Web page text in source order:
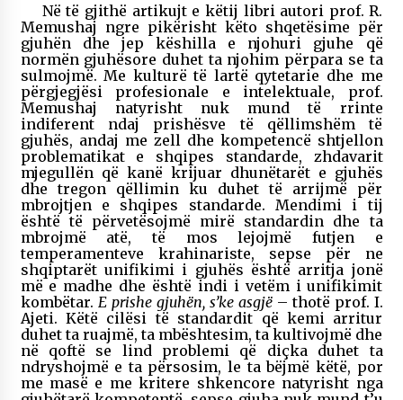
Në të gjithë artikujt e këtij libri autori prof. R.
Memushaj ngre pikërisht këto shqetësime për
gjuhën dhe jep këshilla e njohuri gjuhe që
normën gjuhësore duhet ta njohim përpara se ta
sulmojmë. Me kulturë të lartë qytetarie dhe me
përgjegjësi profesionale e intelektuale, prof.
Memushaj natyrisht nuk mund të rrinte
indiferent ndaj prishësve të qëllimshëm të
gjuhës, andaj me zell dhe kompetencë shtjellon
problematikat e shqipes standarde, zhdavarit
mjegullën që kanë krijuar dhunëtarët e gjuhës
dhe tregon qëllimin ku duhet të arrijmë për
mbrojtjen e shqipes standarde. Mendimi i tij
është të përvetësojmë mirë standardin dhe ta
mbrojmë atë, të mos lejojmë futjen e
temperamenteve krahinariste, sepse për ne
shqiptarët unifikimi i gjuhës është arritja jonë
më e madhe dhe është indi i vetëm i unifikimit
kombëtar. E prishe gjuhën, s’ke asgjë– thotë prof. I.
Ajeti. Këtë cilësi të standardit që kemi arritur
duhet ta ruajmë, ta mbështesim, ta kultivojmë dhe
në qoftë se lind problemi që diçka duhet ta
ndryshojmë e ta përsosim, le ta bëjmë këtë, por
me masë e me kritere shkencore natyrisht nga